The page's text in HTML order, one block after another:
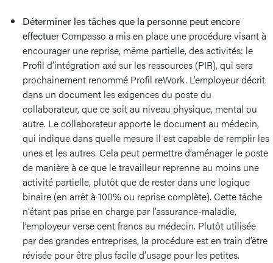
Déterminer les tâches que la personne peut encore
effectuer Compasso a mis en place une procédure visant à
encourager une reprise, même partielle, des activités: le
Profil d’intégration axé sur les ressources (PIR), qui sera
prochainement renommé Profil reWork. L’employeur décrit
dans un document les exigences du poste du
collaborateur, que ce soit au niveau physique, mental ou
autre. Le collaborateur apporte le document au médecin,
qui indique dans quelle mesure il est capable de remplir les
unes et les autres. Cela peut permettre d’aménager le poste
de manière à ce que le travailleur reprenne au moins une
activité partielle, plutôt que de rester dans une logique
binaire (en arrêt à 100% ou reprise complète). Cette tâche
n’étant pas prise en charge par l’assurance-maladie,
l’employeur verse cent francs au médecin. Plutôt utilisée
par des grandes entreprises, la procédure est en train d’être
révisée pour être plus facile d’usage pour les petites.